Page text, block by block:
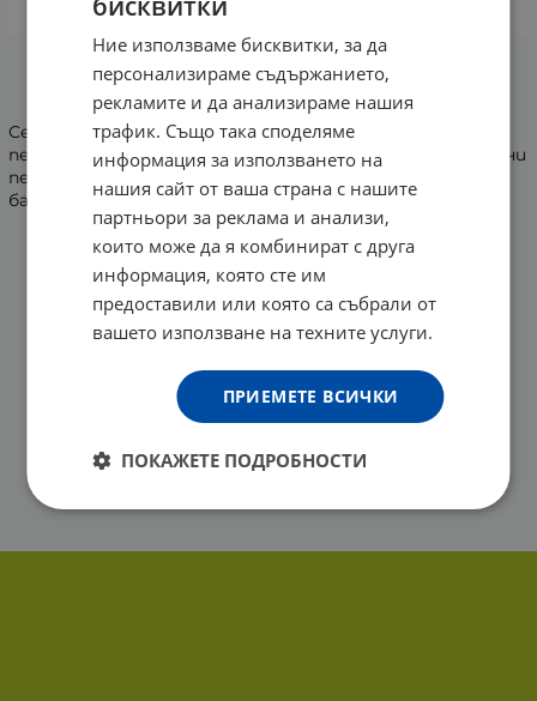
На страница по:
Серията Neoton подкрепя лечението на пигментни
петна. Предотвратява и поддържа кожата от тъмни
петна. Продуктите възстановяват естествения
баланс на кожата.
Ние използваме бисквитки, за да
персонализираме съдържанието,
рекламите и да анализираме нашия
трафик. Също така споделяме
информация за използването на
нашия сайт от ваша страна с нашите
партньори за реклама и анализи,
които може да я комбинират с друга
информация, която сте им
предоставили или която са събрали от
вашето използване на техните услуги.
ПРИЕМЕТЕ ВСИЧКИ
ПОКАЖЕТЕ ПОДРОБНОСТИ